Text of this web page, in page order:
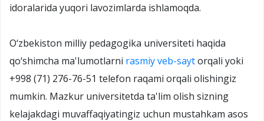
idoralarida yuqori lavozimlarda ishlamoqda.
O‘zbekiston milliy pedagogika universiteti haqida
qo‘shimcha ma'lumotlarni rasmiy veb-saytorqali yoki
+998 (71) 276-76-51 telefon raqami orqali olishingiz
mumkin. Mazkur universitetda ta'lim olish sizning
kelajakdagi muvaffaqiyatingiz uchun mustahkam asos